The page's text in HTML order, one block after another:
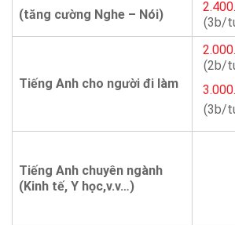
(tăng cường Nghe – Nói)
(3b/
Tiếng Anh cho người đi làm
(2b/
(3b/
Tiếng Anh chuyên ngành
(Kinh tế, Y học,v.v…)